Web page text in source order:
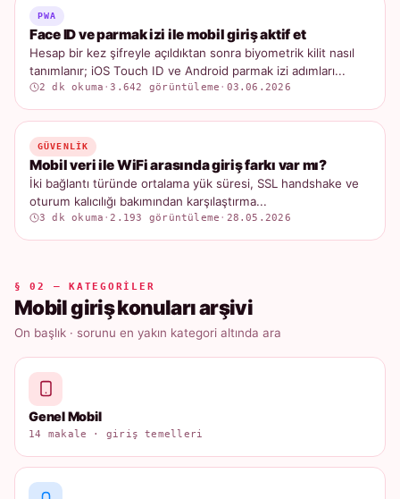
PWA
Face ID ve parmak izi ile mobil giriş aktif et
Hesap bir kez şifreyle açıldıktan sonra biyometrik kilit nasıl
tanımlanır; iOS Touch ID ve Android parmak izi adımları...
2 dk okuma ·3.642 görüntüleme · 03.06.2026
GÜVENLIK
Mobil veri ile WiFi arasında giriş farkı var mı?
İki bağlantı türünde ortalama yük süresi, SSL handshake ve
oturum kalıcılığı bakımından karşılaştırma...
3 dk okuma ·2.193 görüntüleme · 28.05.2026
§ 02 — KATEGORILER
Mobil giriş konuları arşivi
On başlık · sorunu en yakın kategori altında ara
Genel Mobil
14 makale · giriş temelleri